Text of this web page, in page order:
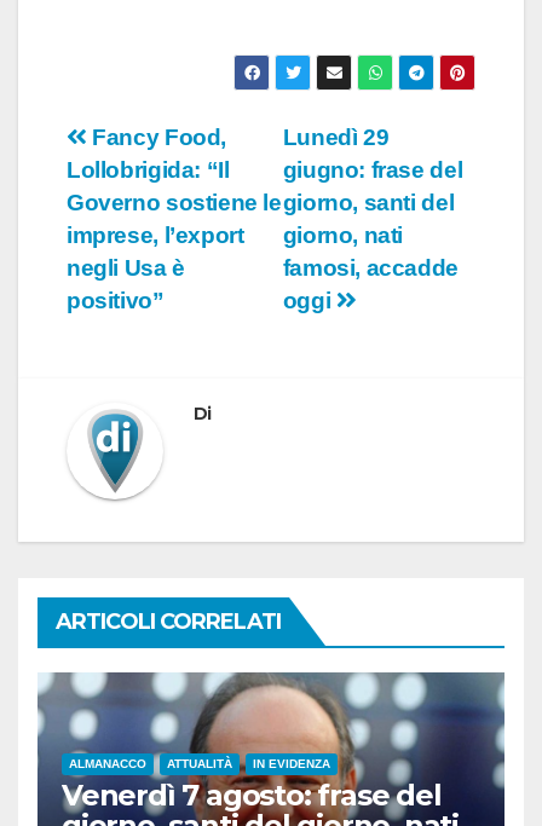
Navigazione
articoli
Lunedì 29
giugno: frase del
giorno, santi del
giorno, nati
famosi, accadde
oggi
Fancy Food,
Lollobrigida: “Il
Governo sostiene le
imprese, l’export
negli Usa è
positivo”
Di
ARTICOLI CORRELATI
ALMANACCO ATTUALITÀ IN EVIDENZA
Venerdì 7 agosto: frase del